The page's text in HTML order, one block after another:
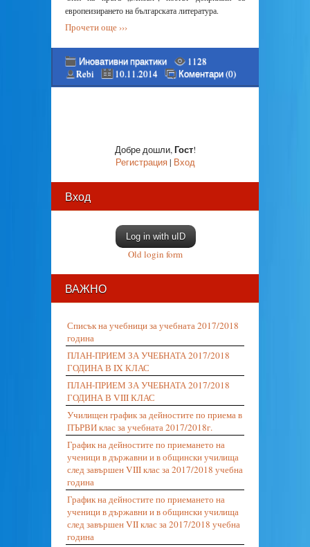
европеизирането на българската литература.
Прочети още ›››
Иновативни практики
1128
Rebi
10.11.2014 Коментари (0)
Добре дошли,Гост!
Регистрация| Вход
Вход
Log in with uID
Old login form
ВАЖНО
Списък на учебници за учебната 2017/2018
година
ПЛАН-ПРИЕМ ЗА УЧЕБНАТА 2017/2018
ГОДИНА В IX КЛАС
ПЛАН-ПРИЕМ ЗА УЧЕБНАТА 2017/2018
ГОДИНА В VIII КЛАС
Училищен график за дейностите по приема в
ПЪРВИ клас за учебната 2017/2018г.
График на дейностите по приемането на
ученици в държавни и в общински училища
след завършен VIII клас за 2017/2018 учебна
година
График на дейностите по приемането на
ученици в държавни и в общински училища
след завършен VII клас за 2017/2018 учебна
година